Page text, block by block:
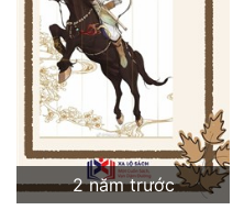
2 năm trước